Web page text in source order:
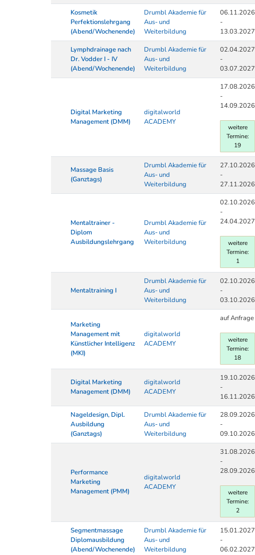
Kosmetik
Perfektionslehrgang
(Abend/Wochenende)
Drumbl Akademie für
Aus- und
Weiterbildung
06.11.2026
-
13.03.2027
Lymphdrainage nach
Dr. Vodder I - IV
(Abend/Wochenende)
Drumbl Akademie für
Aus- und
Weiterbildung
02.04.2027
-
03.07.2027
Digital Marketing
Management (DMM)
digitalworld
ACADEMY
17.08.2026
-
14.09.2026
weitere
Termine:
19
Massage Basis
(Ganztags)
Drumbl Akademie für
Aus- und
Weiterbildung
27.10.2026
-
27.11.2026
Mentaltrainer -
Diplom
Ausbildungslehrgang
Drumbl Akademie für
Aus- und
Weiterbildung
02.10.2026
-
24.04.2027
weitere
Termine:
1
Mentaltraining I
Drumbl Akademie für
Aus- und
Weiterbildung
02.10.2026
-
03.10.2026
Marketing
Management mit
Künstlicher Intelligenz
(MKI)
digitalworld
ACADEMY
auf Anfrage
weitere
Termine:
18
Digital Marketing
Management (DMM)
digitalworld
ACADEMY
19.10.2026
-
16.11.2026
Nageldesign, Dipl.
Ausbildung
(Ganztags)
Drumbl Akademie für
Aus- und
Weiterbildung
28.09.2026
-
09.10.2026
Performance
Marketing
Management (PMM)
digitalworld
ACADEMY
31.08.2026
-
28.09.2026
weitere
Termine:
2
Segmentmassage
Diplomausbildung
(Abend/Wochenende)
Drumbl Akademie für
Aus- und
Weiterbildung
15.01.2027
-
06.02.2027